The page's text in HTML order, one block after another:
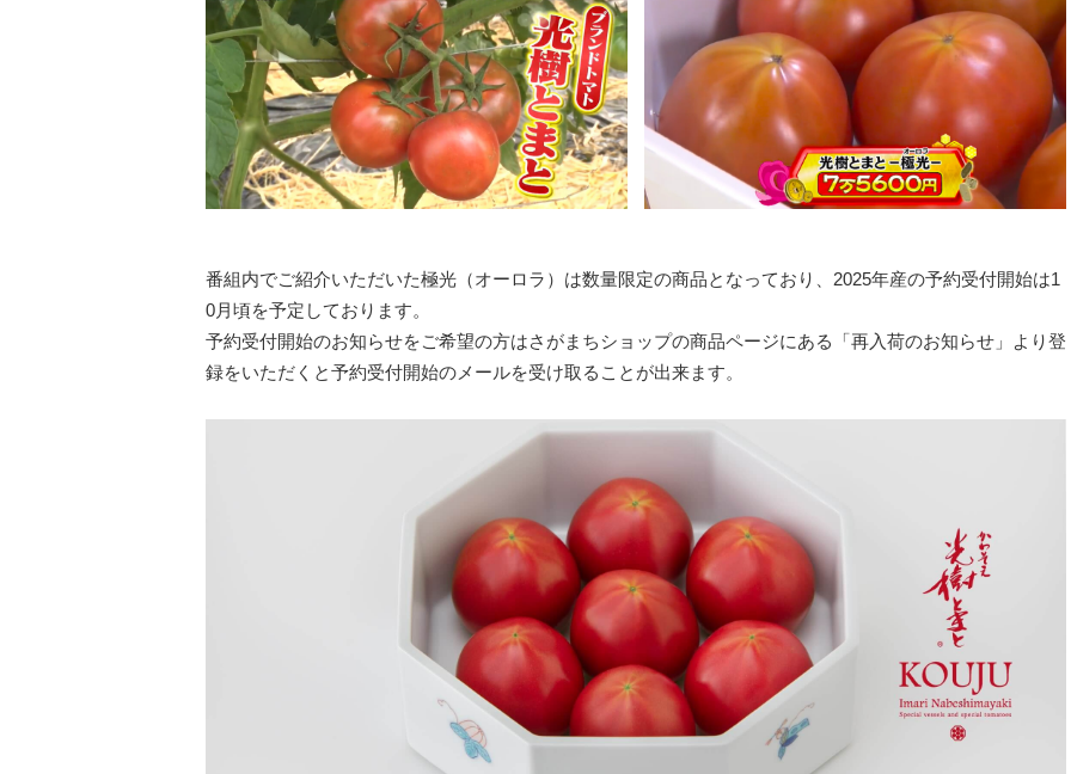
番組内でご紹介いただいた極光（オーロラ）は数量限定の商品となっており、2025年産の予約受付開始は1
0月頃を予定しております。
予約受付開始のお知らせをご希望の方はさがまちショップの商品ページにある「再入荷のお知らせ」より登
録をいただくと予約受付開始のメールを受け取ることが出来ます。